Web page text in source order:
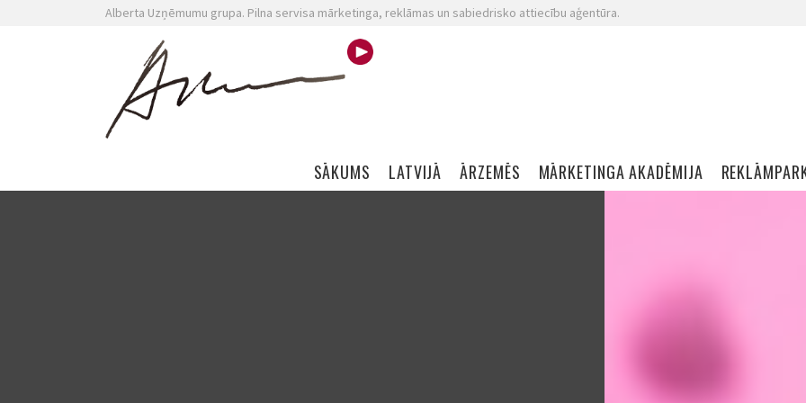
Alberta Uzņēmumu grupa. Pilna servisa mārketinga, reklāmas un sabiedrisko attiecību aģentūra.
Skip navigation
SĀKUMS LATVIJĀ ĀRZEMĒS MĀRKETINGA AKADĒMIJA